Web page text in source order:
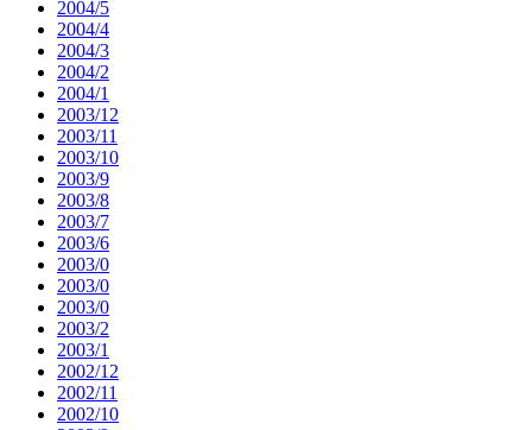
2004/5
2004/4
2004/3
2004/2
2004/1
2003/12
2003/11
2003/10
2003/9
2003/8
2003/7
2003/6
2003/0
2003/0
2003/0
2003/2
2003/1
2002/12
2002/11
2002/10